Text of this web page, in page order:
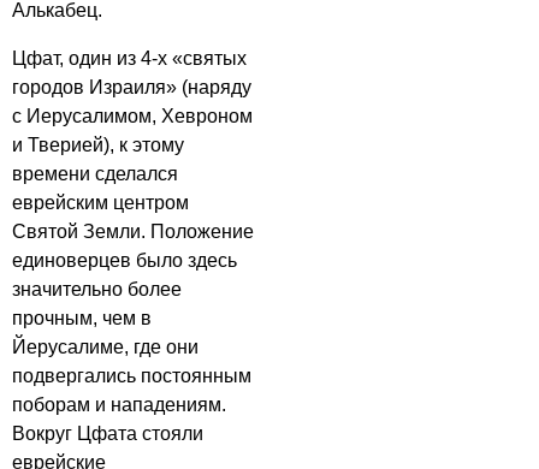
Алькабец.
Цфат, один из 4-х «святых
городов Израиля» (наряду
с Иерусалимом, Хевроном
и Тверией), к этому
времени сделался
еврейским центром
Святой Земли. Положение
единоверцев было здесь
значительно более
прочным, чем в
Йерусалиме, где они
подвергались постоянным
поборам и нападениям.
Вокруг Цфата стояли
еврейские